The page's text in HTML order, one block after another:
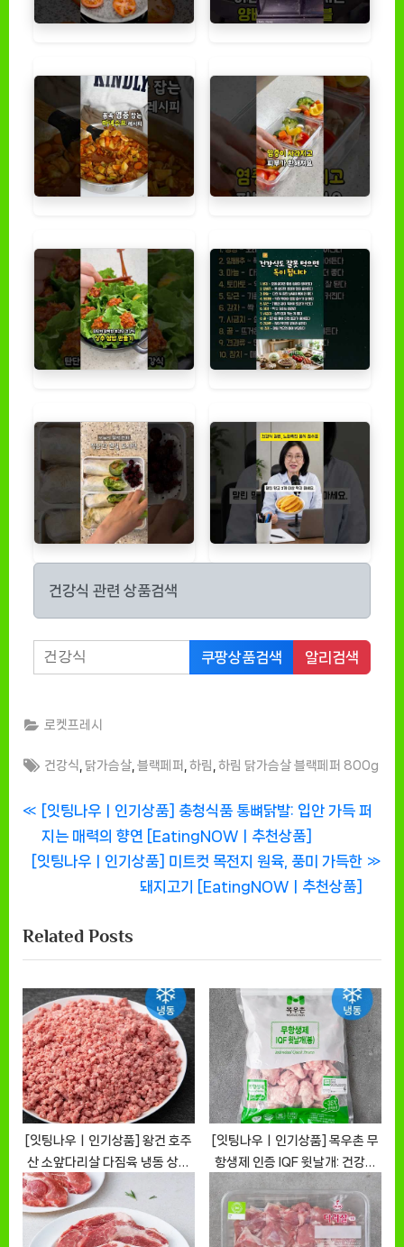
건강식 관련 상품검색
쿠팡상품검색 알리검색
로켓프레시
Tags:
건강식 닭가슴살 ,블랙페퍼 ,하림 ,하림 닭가슴살 블랙페퍼 800g
글
탐
P
r
e
o
u
s
P
o
s
t
:
[잇팅나우ㅣ인기상품] 충청식품 통뼈닭발: 입안 가득 퍼
지는 매력의 향연 [EatingNOWㅣ추천상품]
N
t
P
o
s
t
:
[잇팅나우ㅣ인기상품] 미트컷 목전지 원육, 풍미 가득한
돼지고기 [EatingNOWㅣ추천상품]
Related Posts
[잇팅나우ㅣ인기상품] 왕건 호주
산 소앞다리살 다짐육 냉동 상품
소개 [EatingNOWㅣ추천상품]
[잇팅나우ㅣ인기상품] 목우촌 무
항생제 인증 IQF 윗날개: 건강하
고 맛있는 닭고기 선택
[EatingNOWㅣ추천상품]